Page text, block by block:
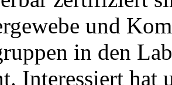
und
in den
Interessiert hat